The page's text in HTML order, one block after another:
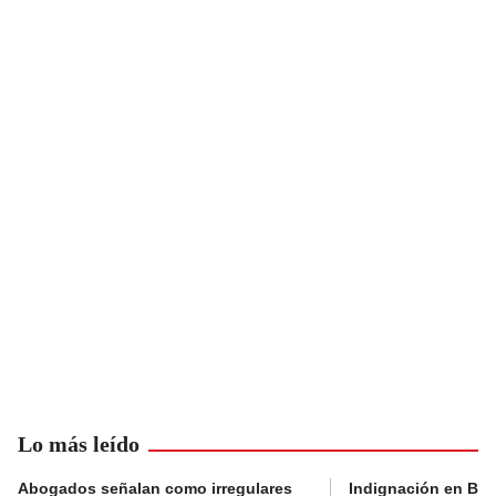
Lo más leído
Abogados señalan como irregulares Indignación en